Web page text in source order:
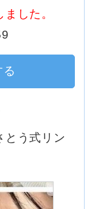
した。
る
う式リン